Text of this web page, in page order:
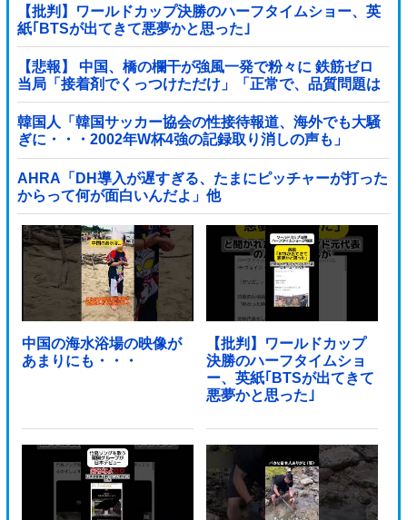
【批判】ワールドカップ決勝のハーフタイムショー、英
紙｢BTSが出てきて悪夢かと思った｣
【悲報】 中国、橋の欄干が強風一発で粉々に 鉄筋ゼロ
当局「接着剤でくっつけただけ」「正常で、品質問題は
ない」
韓国人「韓国サッカー協会の性接待報道、海外でも大騒
ぎに・・・2002年W杯4強の記録取り消しの声も」
→「マジで国の恥だ」「2002年まで疑う価値があ...
AHRA「DH導入が遅すぎる、たまにピッチャーが打った
からって何が面白いんだよ」他
中国の海水浴場の映像が
あまりにも・・・
【批判】ワールドカップ
決勝のハーフタイムショ
ー、英紙｢BTSが出てきて
悪夢かと思った｣